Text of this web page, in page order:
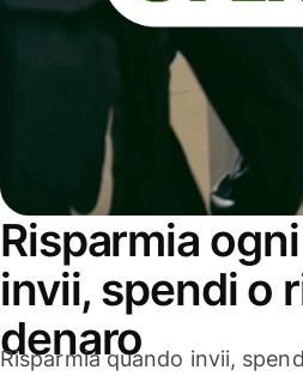
Risparmia
invii, spendi o
denaro
Risparmia quando invii,